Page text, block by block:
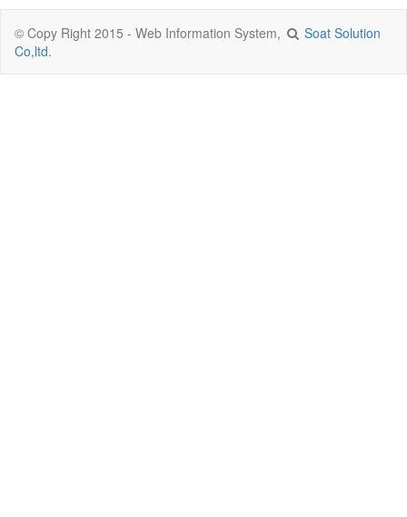
© Copy Right 2015 - Web Information System,
Soat Solution
Co,ltd.